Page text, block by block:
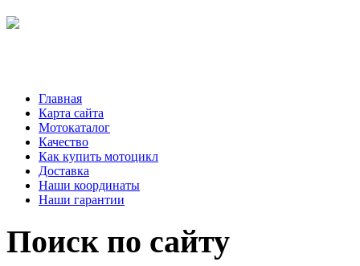
Главная
Карта сайта
Мотокаталог
Качество
Как купить мотоцикл
Доставка
Наши координаты
Наши гарантии
Поиск по сайту